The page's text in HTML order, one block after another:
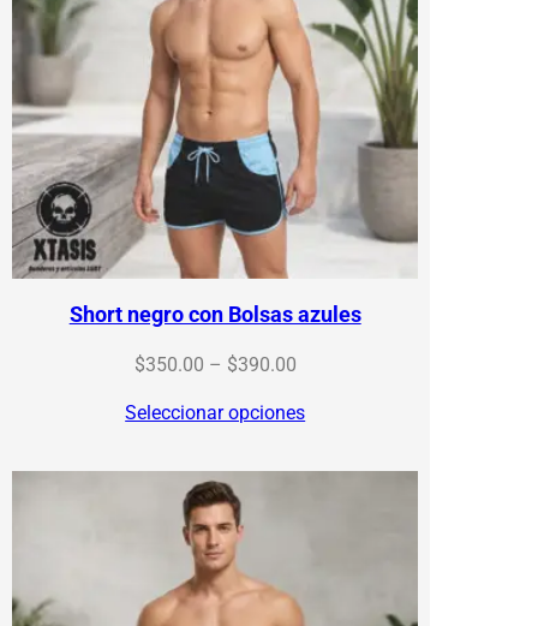
Short negro con Bolsas azules
$350.00 – $390.00Price
$350.00
$390.00
Seleccionar opciones